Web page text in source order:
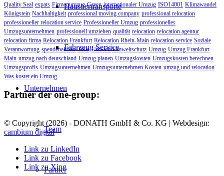
Haustiertransporte
Fahrzeug Service
Unternehmen
Team
Partner
Quality Seal expats Firmenumzug Green internationaler Umzug ISO14001 Klimawandel
Königstein Nachhaltigkeit professional moving company professional relocation
professioneller relocation service Professioneller Umzug professionelles
Umzugsunternehmen professionell umziehen qualität relocation relocation agentur
relocation firma Relocation Frankfurt Relocation Rhein-Main relocation service Soziale
Verantwortung spendenaktion Tesla Umwelt Umweltschutz Umzug Umzug Frankfurt
Main umzug nach deutschland Umzug planen Umzugskosten Umzugskosten berechnen
Umzugsprofis Umzugsunternehmen Umzugsunternehmen Kosten umzug und relocation
Was kostet ein Umzug
Partner der one-group:
© Copyright (2026) - DONATH GmbH & Co. KG | Webdesign:
cambium digital
Link zu LinkedIn
Link zu Facebook
Link zu Xing